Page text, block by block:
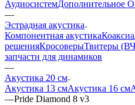
АудиосистемДополнительное
—
Эстрадная акустика
Компонентная акустика
решенияКросоверыТвитеры
запчасти для динамиков
—
Акустика 20 см
Акустика 13 смАкустика 16 см
—Pride Diamond 8 v3